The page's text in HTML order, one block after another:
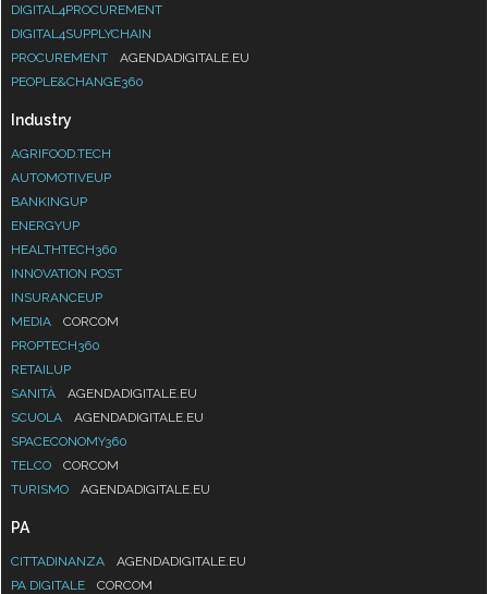
DIGITAL4PROCUREMENT
DIGITAL4SUPPLYCHAIN
PROCUREMENT
AGENDADIGITALE.EU
PEOPLE&CHANGE360
Industry
AGRIFOOD.TECH
AUTOMOTIVEUP
BANKINGUP
ENERGYUP
HEALTHTECH360
INNOVATION POST
INSURANCEUP
MEDIA
CORCOM
PROPTECH360
RETAILUP
SANITÀ
AGENDADIGITALE.EU
SCUOLA
AGENDADIGITALE.EU
SPACECONOMY360
TELCO
CORCOM
TURISMO
AGENDADIGITALE.EU
PA
CITTADINANZA
AGENDADIGITALE.EU
PA DIGITALE
CORCOM